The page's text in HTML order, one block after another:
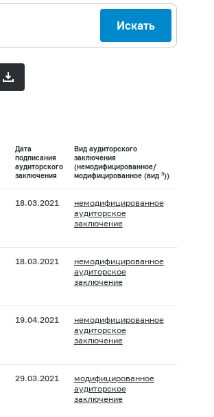
Искать
Дата
подписания
аудиторского
заключения
Вид аудиторского
заключения
(немодифицированное/
модифицированное (вид 3))
18.03.2021
немодифицированное
аудиторское
заключение
18.03.2021
немодифицированное
аудиторское
заключение
19.04.2021
немодифицированное
аудиторское
заключение
29.03.2021
модифицированное
аудиторское
заключение